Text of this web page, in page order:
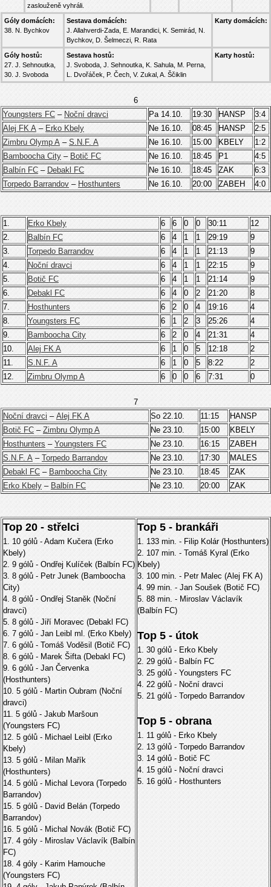
zaslouženě vyhráli.
Góly domácích:
38. N. Bychkov
Sestava domácích:
J. Allahverdi-Zada, E. Marandici, K. Semirád, N.
Bychkov, D. Šelmeczi, R. Rata
Karty domácích:
Góly hostů:
27. J. Sehnoutka,
30. J. Svoboda
Sestava hostů:
J. Svoboda, J. Sehnoutka, K. Sahula, M. Perna,
L. Dvořáček, P. Čech, V. Zukal, A. Ščiklin
Karty hostů:
6
Youngsters FC – Noční dravci Pa 14.10. 19:30 HANSP
3:4
Alej FK A – Erko Kbely Ne 16.10. 08:45 HANSP
2:5
Zimbru Olymp A – S.N.F. A Ne 16.10. 15:00 KBELY
1:2
Bamboocha City – Botič FC Ne 16.10. 18:45 P1
4:5
Balbín FC – Debakl FC Ne 16.10. 18:45 ZAK
6:3
Torpedo Barrandov – Hosthunters Ne 16.10. 20:00 ZABEH 4:0
1. Erko Kbely 6 6 0 0 30:11
12
2.
Balbín FC 6 4 1 1 29:19
9
3.
Torpedo Barrandov 6 4 1 1 21:13
9
4.
Noční dravci 6 4 1 1 22:15
9
5.
Botič FC 6 4 1 1 21:14
9
6.
Debakl FC 6 4 0 2 21:20
8
7.
Hosthunters 6 2 0 4 19:16
4
8.
Youngsters FC 6 1 2 3 25:26
4
9.
Bamboocha City 6 2 0 4 21:31
4
10.
Alej FK A 6 1 0 5 12:18
2
11.
S.N.F. A 6 1 0 5 8:22
2
12.
Zimbru Olymp A 6 0 0 6 7:31 0
7
Noční dravci – Alej FK A So 22.10. 11:15
HANSP
Botič FC – Zimbru Olymp A Ne 23.10. 15:00
KBELY
Hosthunters – Youngsters FC Ne 23.10. 16:15
ZABEH
S.N.F. A – Torpedo Barrandov Ne 23.10. 17:30
MALES
Debakl FC – Bamboocha City Ne 23.10. 18:45
ZAK
Erko Kbely – Balbín FC Ne 23.10. 20:00 ZAK
Top 20 - střelci
1. 10 gólů - Adam Kučera (Erko
Kbely)
2. 9 gólů - Ondřej Kulíček (Balbín FC)
3. 8 gólů - Petr Junek (Bamboocha
City)
4. 8 gólů - Ondřej Staněk (Noční
dravci)
5. 8 gólů - Jiří Moravec (Debakl FC)
6. 7 gólů - Jan Leibl ml. (Erko Kbely)
7. 6 gólů - Tomáš Voděsil (Botič FC)
8. 6 gólů - Marek Šifta (Debakl FC)
9. 6 gólů - Jan Červenka
(Hosthunters)
10. 5 gólů - Martin Oubram (Noční
dravci)
11. 5 gólů - Jakub Maršoun
(Youngsters FC)
12. 5 gólů - Michael Leibl (Erko
Kbely)
13. 5 gólů - Milan Mařík
(Hosthunters)
14. 5 gólů - Michal Levora (Torpedo
Barrandov)
15. 5 gólů - David Belán (Torpedo
Barrandov)
16. 5 gólů - Michal Novák (Botič FC)
17. 4 góly - Miroslav Václavík (Balbín
FC)
18. 4 góly - Karim Hamouche
(Youngsters FC)
Top 5 - brankáři
1. 133 min. - Filip Kolár (Hosthunters)
2. 107 min. - Tomáš Kyral (Erko
Kbely)
3. 100 min. - Petr Malec (Alej FK A)
4. 99 min. - Jan Soušek (Botič FC)
5. 88 min. - Miroslav Václavík
(Balbín FC)
Top 5 - útok
1. 30 gólů - Erko Kbely
2. 29 gólů - Balbín FC
3. 25 gólů - Youngsters FC
4. 22 gólů - Noční dravci
5. 21 gólů - Torpedo Barrandov
Top 5 - obrana
1. 11 gólů - Erko Kbely
2. 13 gólů - Torpedo Barrandov
3. 14 gólů - Botič FC
4. 15 gólů - Noční dravci
5. 16 gólů - Hosthunters